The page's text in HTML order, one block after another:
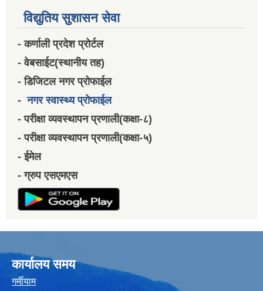
विद्युतिय सुशासन सेवा
- कर्णाली प्रदेश प्रोर्टल
- वेबसाईट(स्थानीय तह)
- डिजिटल नगर प्रोफाईल
-नगर स्वास्थ्य प्रोफाईल
- परीक्षा व्यवस्थापन प्रणाली(कक्षा-८)
- परीक्षा व्यवस्थापन प्रणाली(कक्षा-५)
- ईमेल
- ग्रुप एसएमएस
कार्यालय समय
गर्मीयाम